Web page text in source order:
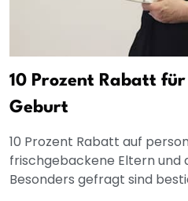
10 Prozent Rabatt
Geburt
10 Prozent Rabatt auf
frischgebackene Eltern und
Besonders gefragt sind